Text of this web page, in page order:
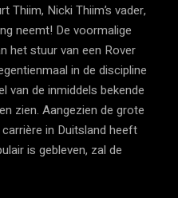
Thiim, Nicki Thiim’s vader,
neemt! De voormalige
het stuur van een Rover
in de discipline
van de inmiddels bekende
zien. Aangezien de grote
in Duitsland heeft
is gebleven, zal de